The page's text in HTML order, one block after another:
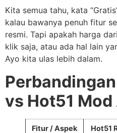
Kita semua tahu, kata
kalau bawanya penuh fitur
resmi. Tapi apakah harga
klik saja, atau ada hal lain
Ayo kita ulas lebih dalam.
vs Hot51 Mod
Fitur / Aspek Hot51